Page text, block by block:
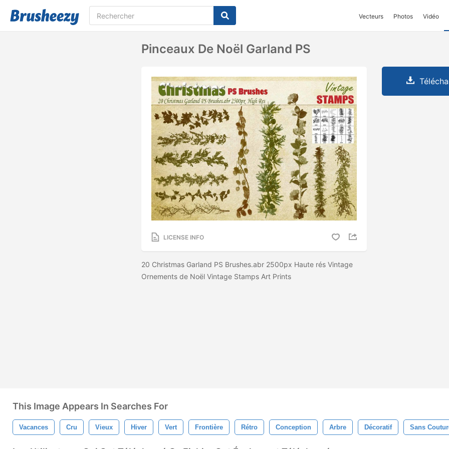
Vecteurs Photos Vidéo
Pinceaux De Noël Garland PS
LICENSE INFO
20 Christmas Garland PS Brushes.abr 2500px Haute rés Vintage
Ornements de Noël Vintage Stamps Art Prints
This Image Appears In Searches For
Vacances Cru Vieux Hiver Vert Frontière Rétro Conception Arbre Décoratif Sans